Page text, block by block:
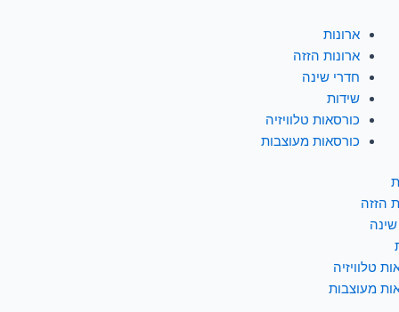
ארונות
ארונות הזזה
חדרי שינה
שידות
כורסאות טלוויזיה
כורסאות מעוצבות
הזזה
טלוויזיה
מעוצבות